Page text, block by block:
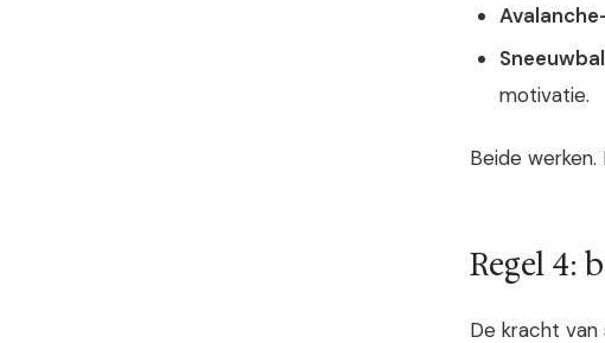
motivatie.
Beide
Regel 4:
De kracht